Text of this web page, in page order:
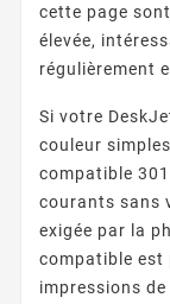
cette page
élevée,
régulièrement
Si votre
couleur
compatible
courants sans
exigée par la
compatible est
impressions